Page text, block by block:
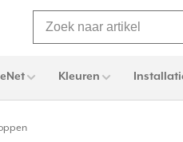
eNet Kleuren